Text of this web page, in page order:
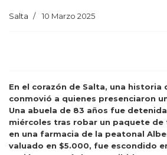
Salta 10 Marzo 2025
En el corazón de Salta, una historia
conmovió a quienes presenciaron
Una abuela de 83 años fue
miércoles tras robar un paquete
en una farmacia de la peatonal
valuado en $5.000, fue escondido